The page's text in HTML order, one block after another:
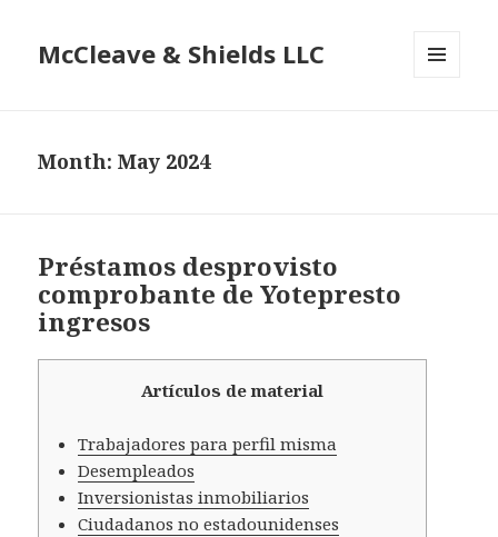
McCleave & Shields LLC
Month: May 2024
Préstamos desprovisto
comprobante de Yotepresto
ingresos
Artículos de material
Trabajadores para perfil misma
Desempleados
Inversionistas inmobiliarios
Ciudadanos no estadounidenses